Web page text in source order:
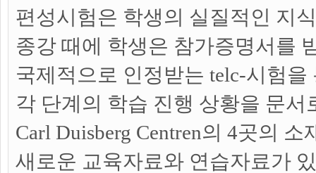
편성시험은 학생의 실질적인 지
종강 때에 학생은 참가증명서를
국제적으로 인정받는 telc-시험
각 단계의 학습 진행 상황을 문
Carl Duisberg Centren의 4곳의
새로운 교육자료와 연습자료가